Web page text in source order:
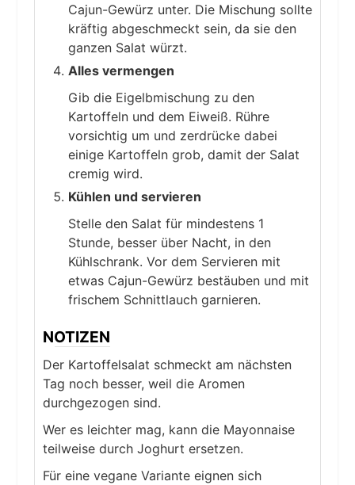
Cajun-Gewürz unter. Die Mischung sollte
kräftig abgeschmeckt sein, da sie den
ganzen Salat würzt.
Alles vermengen
Gib die Eigelbmischung zu den
Kartoffeln und dem Eiweiß. Rühre
vorsichtig um und zerdrücke dabei
einige Kartoffeln grob, damit der Salat
cremig wird.
Kühlen und servieren
Stelle den Salat für mindestens 1
Stunde, besser über Nacht, in den
Kühlschrank. Vor dem Servieren mit
etwas Cajun-Gewürz bestäuben und mit
frischem Schnittlauch garnieren.
NOTIZEN
Der Kartoffelsalat schmeckt am nächsten
Tag noch besser, weil die Aromen
durchgezogen sind.
Wer es leichter mag, kann die Mayonnaise
teilweise durch Joghurt ersetzen.
Für eine vegane Variante eignen sich